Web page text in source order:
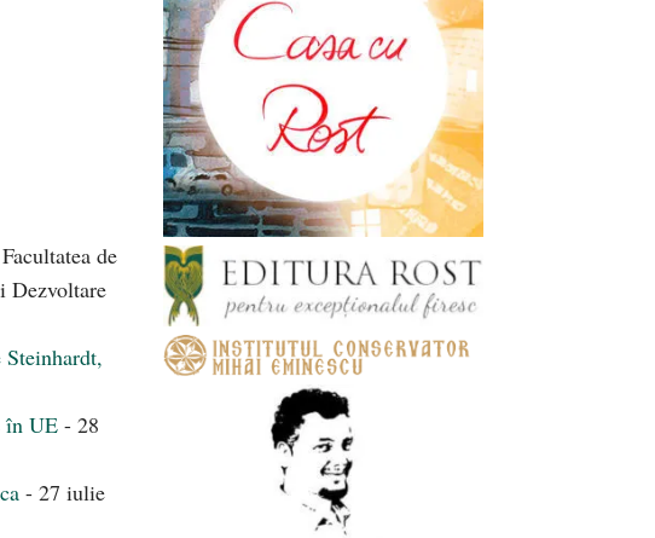
de
Dezvoltare
în UE - 28
- 27 iulie